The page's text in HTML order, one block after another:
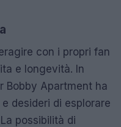
con i propri fan
e longevità. In
Bobby Apartment ha
desideri di esplorare
possibilità di